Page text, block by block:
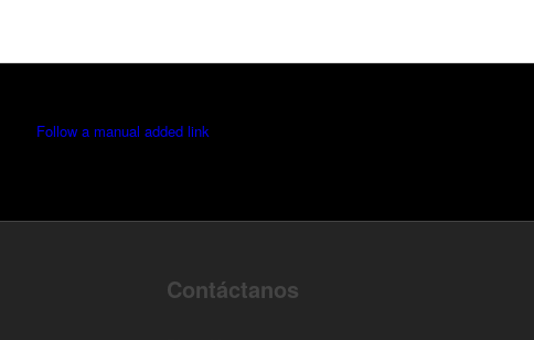
Follow a manual added link
Contáctanos